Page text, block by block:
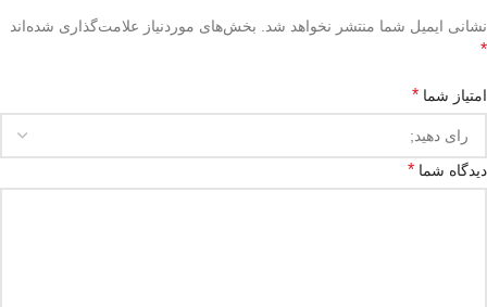
نشانی ایمیل شما منتشر نخواهد شد. بخش‌های موردنیاز علامت‌گذاری شده‌اند
*
امتیاز شما *
دیدگاه شما *